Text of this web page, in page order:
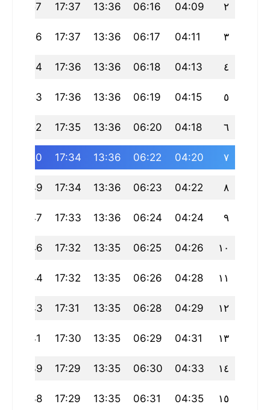
٢ 04:09
06:16
13:36
17:37
20:57
٣ 04:11
06:17
13:36
17:37
20:56
٤ 04:13
06:18
13:36
17:36
20:54
٥ 04:15
06:19
13:36
17:36
20:53
٦ 04:18
06:20
13:36
17:35
20:52
٧ 04:20
06:22
13:36
17:34
20:50
٨ 04:22
06:23
13:36
17:34
20:49
٩ 04:24
06:24
13:36
17:33
20:47
١٠ 04:26
06:25
13:35
17:32
20:46
١١ 04:28
06:26
13:35
17:32
20:44
١٢ 04:29
06:28
13:35
17:31
20:43
١٣ 04:31
06:29
13:35
17:30
20:41
١٤ 04:33
06:30
13:35
17:29
20:39
١٥ 04:35
06:31
13:35
17:29
20:38